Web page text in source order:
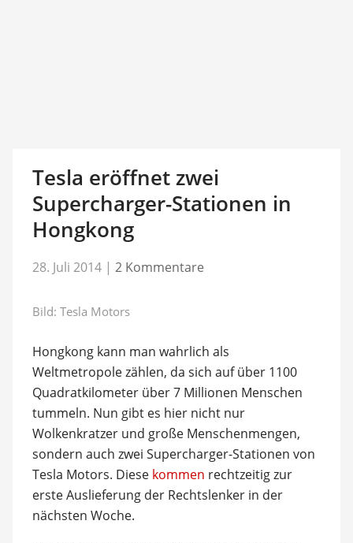
Tesla eröffnet zwei
Supercharger-Stationen in
Hongkong
28. Juli 2014 | 2 Kommentare
Bild: Tesla Motors
Hongkong kann man wahrlich als
Weltmetropole zählen, da sich auf über 1100
Quadratkilometer über 7 Millionen Menschen
tummeln. Nun gibt es hier nicht nur
Wolkenkratzer und große Menschenmengen,
sondern auch zwei Supercharger-Stationen von
Tesla Motors. Diese kommen rechtzeitig zur
erste Auslieferung der Rechtslenker in der
nächsten Woche.